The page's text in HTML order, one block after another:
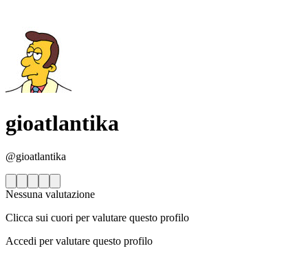
gioatlantika
@gioatlantika
Nessuna valutazione
Clicca sui cuori per valutare questo profilo
Accedi per valutare questo profilo